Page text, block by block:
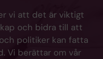
vi att det är viktigt
och bidra till att
politiker kan fatta
Vi berättar om vår